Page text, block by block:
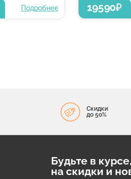
Подробнее 19590₽
Скидки
до 50%
Будьте в
на скидки и